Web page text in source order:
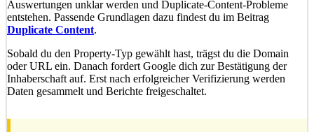
Auswertungen unklar werden und Duplicate-Content-Probleme
entstehen. Passende Grundlagen dazu findest du im Beitrag
Duplicate Content.
Sobald du den Property-Typ gewählt hast, trägst du die Domain
oder URL ein. Danach fordert Google dich zur Bestätigung der
Inhaberschaft auf. Erst nach erfolgreicher Verifizierung werden
Daten gesammelt und Berichte freigeschaltet.